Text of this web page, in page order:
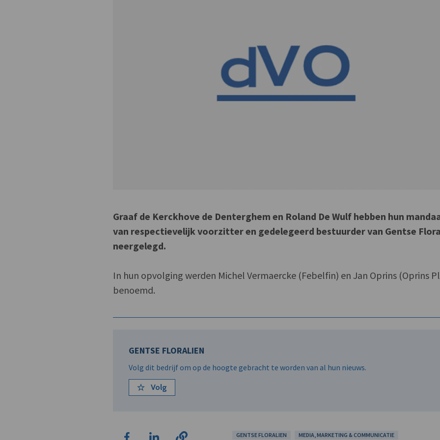
Graaf de Kerckhove de Denterghem en Roland De Wulf hebben hun
van respectievelijk voorzitter en gedelegeerd bestuurder van Gentse
neergelegd.
In hun opvolging werden Michel Vermaercke (Febelfin) en Jan Oprins (Oprins
benoemd.
GENTSE FLORALIEN
Volg dit bedrijf om op de hoogte gebracht te worden van al hun nieuws.
Volg
GENTSE FLORALIEN MEDIA, MARKETING & COMMUNICATIE